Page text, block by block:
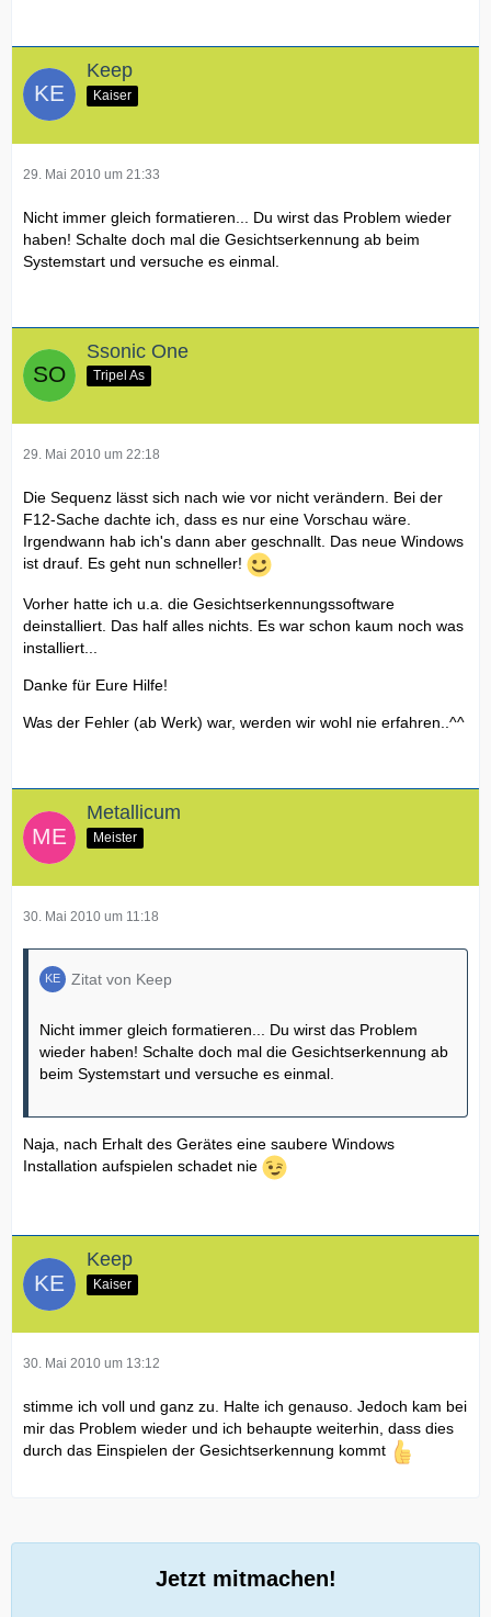
Keep
Kaiser
29. Mai 2010 um 21:33
Nicht immer gleich formatieren... Du wirst das Problem wieder
haben! Schalte doch mal die Gesichtserkennung ab beim
Systemstart und versuche es einmal.
Ssonic One
Tripel As
29. Mai 2010 um 22:18
Die Sequenz lässt sich nach wie vor nicht verändern. Bei der
F12-Sache dachte ich, dass es nur eine Vorschau wäre.
Irgendwann hab ich's dann aber geschnallt. Das neue Windows
ist drauf. Es geht nun schneller!
Vorher hatte ich u.a. die Gesichtserkennungssoftware
deinstalliert. Das half alles nichts. Es war schon kaum noch was
installiert...
Danke für Eure Hilfe!
Was der Fehler (ab Werk) war, werden wir wohl nie erfahren..^^
Metallicum
Meister
30. Mai 2010 um 11:18
Zitat von Keep
Nicht immer gleich formatieren... Du wirst das Problem
wieder haben! Schalte doch mal die Gesichtserkennung ab
beim Systemstart und versuche es einmal.
Naja, nach Erhalt des Gerätes eine saubere Windows
Installation aufspielen schadet nie
Keep
Kaiser
30. Mai 2010 um 13:12
stimme ich voll und ganz zu. Halte ich genauso. Jedoch kam bei
mir das Problem wieder und ich behaupte weiterhin, dass dies
durch das Einspielen der Gesichtserkennung kommt
Jetzt mitmachen!